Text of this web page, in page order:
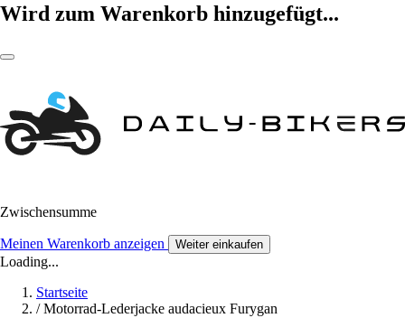
Wird zum Warenkorb hinzugefügt...
Zwischensumme
Meinen Warenkorb anzeigen Weiter einkaufen
Loading...
Startseite
/ Motorrad-Lederjacke audacieux Furygan